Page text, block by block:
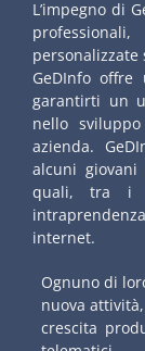
L’impegno di
GeDInfo
garantirti un
nello
azienda.
alcuni
quali, tra i
internet.
Ognuno di
nuova
crescita